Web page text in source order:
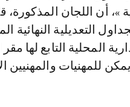
بإيداع الجداول التعديلية
المحلية التابع لها مقر